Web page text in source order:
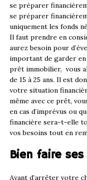
se préparer
se préparer
uniquement les fonds
Il faut prendre en
aurez besoin pour
important de garder en
prêt immobilier, vous
de 15 à 25 ans. Il est
votre situation
même avec ce prêt,
en cas d’imprévus ou
financière sera-t-elle
vos besoins tout en
Bien faire
Avant d’arrêter votre